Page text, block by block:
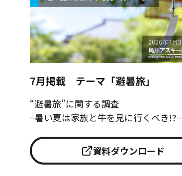
7月掲載 テーマ「避暑旅」
“避暑旅”に関する調査
−暑い夏は家族と牛を見に行くべき!?−
資料ダウンロード